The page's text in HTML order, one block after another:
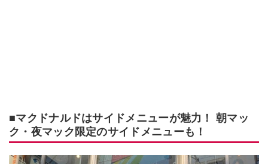
■マクドナルドはサイドメニューが魅力！ 朝マッ
ク・夜マック限定のサイドメニューも！